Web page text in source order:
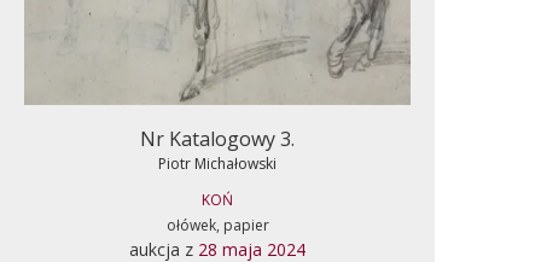
Nr Katalogowy 3.
Piotr Michałowski
KOŃ
ołówek, papier
aukcja z 28 maja 2024